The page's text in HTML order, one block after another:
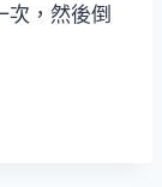
次，然後倒